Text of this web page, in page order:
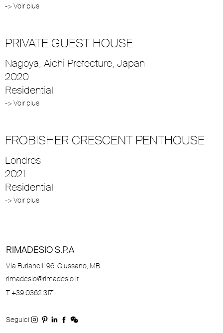
-> Voir plus
PRIVATE GUEST HOUSE
Nagoya, Aichi Prefecture, Japan
2020
Residential
-> Voir plus
FROBISHER CRESCENT PENTHOUSE
Londres
2021
Residential
-> Voir plus
RIMADESIO S.P.A
Via Furlanelli 96, Giussano, MB
rimadesio@rimadesio.it
T +39 0362 3171
Seguici